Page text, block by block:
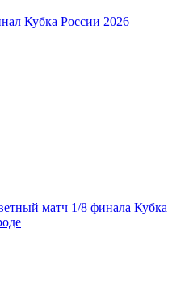
Кубка России 2026
матч 1/8 финала Кубка